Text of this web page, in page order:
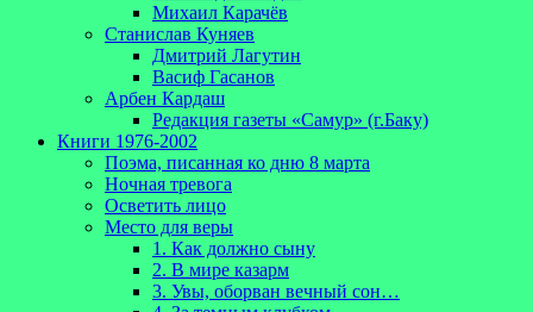
Михаил Карачёв
Станислав Куняев
Дмитрий Лагутин
Васиф Гасанов
Арбен Кардаш
Редакция газеты «Самур» (г.Баку)
Книги 1976-2002
Поэма, писанная ко дню 8 марта
Ночная тревога
Осветить лицо
Место для веры
1. Как должно сыну
2. В мире казарм
3. Увы, оборван вечный сон…